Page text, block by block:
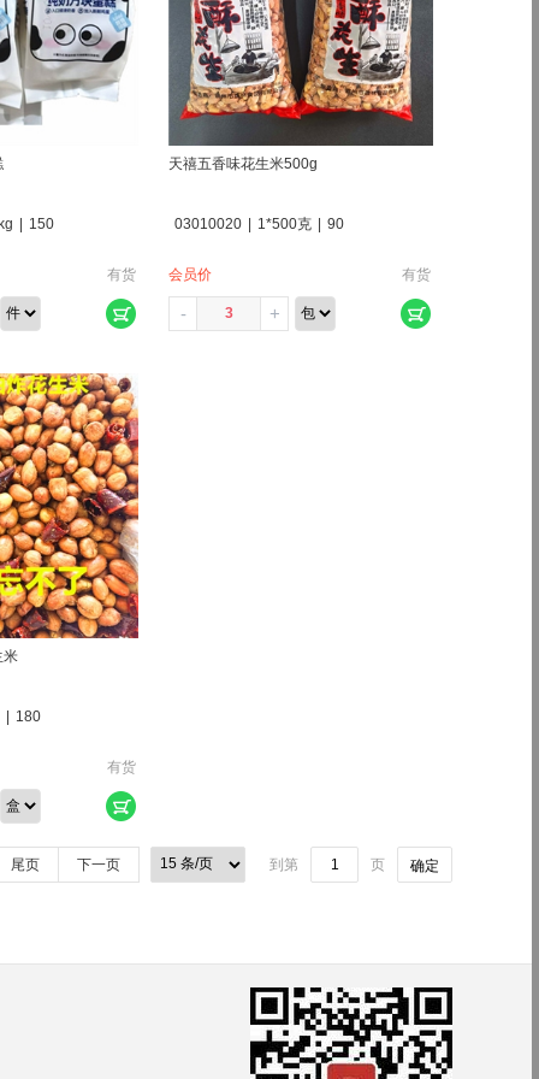
| 150
有货
天禧五香味花生米500g
03010020 | 1*500克 | 90
会员价 有货
- +
米
| 180
有货
尾页 下一页 到第 页 确定